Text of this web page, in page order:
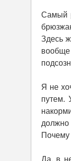
Самый
Здесь
вообще
Я не
путем.
должно
Почему
Да, в